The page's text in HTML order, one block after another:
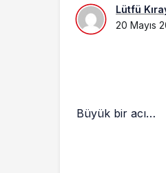
Lütfü
20 Mayıs
Büyük bir acı…